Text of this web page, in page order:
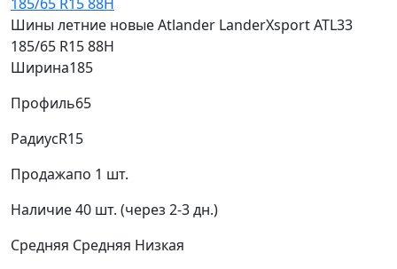
Шины летние новые Atlander LanderXsport ATL33
185/65 R15 88H
Ширина185
Профиль65
РадиусR15
Продажапо 1 шт.
Наличие40 шт. (через 2-3 дн.)
Средняя Средняя Низкая